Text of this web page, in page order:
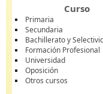
Curso
Primaria
Secundaria
Bachillerato y
Formación Profesional
Universidad
Oposición
Otros cursos